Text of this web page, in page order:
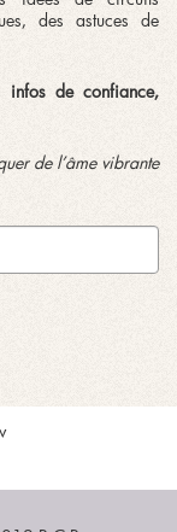
des astuces de
infos de confiance,
de l’âme vibrante